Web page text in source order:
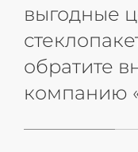
выгодные
обратите
компанию